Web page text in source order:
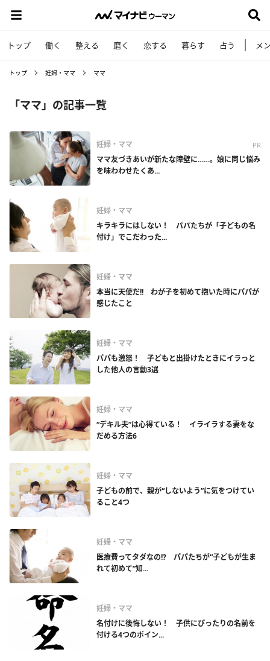
トップ 働く 整える 磨く 恋する 暮らす 占う メ
トップ 妊婦・ママ ママ
「ママ」の記事一覧
妊婦・ママ PR
ママ友づきあいが新たな障壁に……。娘に同じ悩み
を味わわせたくあ...
妊婦・ママ
キラキラにはしない！ パパたちが「子どもの名
付け」でこだわった...
妊婦・ママ
本当に天使だ!! わが子を初めて抱いた時にパパが
感じたこと
妊婦・ママ
パパも激怒！ 子どもと出掛けたときにイラっと
した他人の言動3選
妊婦・ママ
“デキル夫”は心得ている！ イライラする妻をな
だめる方法6
妊婦・ママ
子どもの前で、親が“しないよう”に気をつけてい
ること4つ
妊婦・ママ
医療費ってタダなの!? パパたちが“子どもが生ま
れて初めて”知...
妊婦・ママ
名付けに後悔しない！ 子供にぴったりの名前を
付ける4つのポイン...